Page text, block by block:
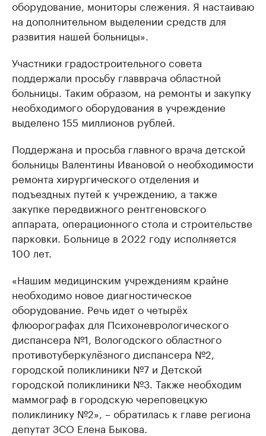
оборудование, мониторы слежения. Я настаиваю
на дополнительном выделении средств для
развития нашей больницы».
Участники градостроительного совета
поддержали просьбу главврача областной
больницы. Таким образом, на ремонты и закупку
необходимого оборудования в учреждение
выделено 155 миллионов рублей.
Поддержана и просьба главного врача детской
больницы Валентины Ивановой о необходимости
ремонта хирургического отделения и
подъездных путей к учреждению, а также
закупке передвижного рентгеновского
аппарата, операционного стола и строительстве
парковки. Больнице в 2022 году исполняется
100 лет.
«Нашим медицинским учреждениям крайне
необходимо новое диагностическое
оборудование. Речь идет о четырёх
флюорографах для Психоневрологического
диспансера №1, Вологодского областного
противотуберкулёзного диспансера №2,
городской поликлиники №7 и Детской
городской поликлиники №3. Также необходим
маммограф в городскую череповецкую
поликлинику №2», – обратилась к главе региона
депутат ЗСО Елена Быкова.